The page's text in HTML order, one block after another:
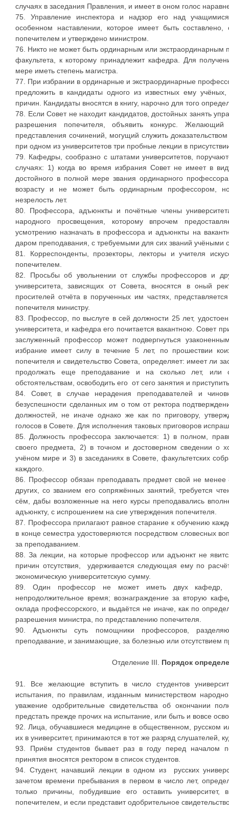
случаях в заседания Правления, и имеет в оном голос
75. Управление инспектора и надзор его над
особенном наставлении, которое имеет быть
попечителем и утверждено министром.
76. Никто не может быть ординарным или экстраординарным
факультета, к которому принадлежит кафедра. Для
мере иметь степень магистра.
77. При избрании в ординарные и экстраординарные
предложить в кандидаты одного из известных ему
причин. Кандидаты вносятся в книгу, нарочно для того
78. Если Совет не находит кандидатов, достойных занять
разрешения попечителя, объявить конкурс.
представления сочинений, могущий служить
при одном из университетов три пробные лекции в
79. Кафедры, сообразно с штатами университетов,
случаях: 1) когда во время избрания Совет не имеет в
достойного в полной мере звания ординарного
возрасту и не может быть ординарным профессором,
незрелость лет.
80. Профессора, адъюнкты и почётные члены
народного просвещения, которому впрочем
усмотрению назначать в профессора и адъюнкты на
даром преподавания, с требуемыми для сих званий учёными
81. Корреспонденты, прозекторы, лекторы и учителя
попечителем.
82. Просьбы об увольнении от службы профессоров и
университета, зависящих от Совета, вносятся в оный
просителей отчёта в порученных им частях,
попечителя министру.
83. Профессор, по выслуге в сей должности 25 лет,
университета, и кафедра его почитается вакантною. Совет
заслуженный профессор может подвергнуться
избрание имеет силу в течение 5 лет, по прошествии
попечителя и свидетельство Совета, определяет: имеет ли
продолжать еще преподавание и на сколько лет, или
обстоятельствам, освободить его от сего занятия и
84. Совет, в случае нерадения преподавателей и
безуспешности сделанных им о том от ректора
должностей, не иначе однако же как по приговору,
голосов в Совете. Для исполнения таковых приговоров
85. Должность профессора заключается: 1) в полном,
своего предмета, 2) в точном и достоверном сведении о
учёном мире и 3) в заседаниях в Совете, факультетских
каждого.
86. Профессор обязан преподавать предмет свой не
других, со званием его сопряжённых занятий, требуется
сём, дабы возложенные на него курсы преподавались
адъюнкту, с испрошением на сие утверждения попечителя.
87. Профессора прилагают равное старание к обучению
в конце семестра удостоверяются посредством словесных
за преподаванием.
88. За лекции, на которые профессор или адъюнкт не
причин отсутствия, удерживается следующая ему по
экономическую университетскую сумму.
89. Один профессор не может иметь двух кафедр,
непродолжительное время; вознаграждение за вторую
оклада профессорского, и выдаётся не иначе, как по
разрешения министра, по представлению попечителя.
90. Адъюнкты суть помощники профессоров,
преподавание, и занимающие, за болезнью или отсутствием
Отделение III. Порядок
91. Все желающие вступить в число студентов
испытания, по правилам, изданным министерством
уважение одобрительные свидетельства об окончании
предстать прежде прочих на испытание, или быть и вовсе
92. Лица, обучавшиеся медицине в общественном, русском
их в университет, принимаются в тот же разряд слушателей,
93. Приём студентов бывает раз в году перед началом
принятия вносятся ректором в список студентов.
94. Студент, начавший лекции в одном из русских
зачетом времени пребывания в первом в число лет,
только причины, побудившие его оставить
попечителем, и если представит одобрительное